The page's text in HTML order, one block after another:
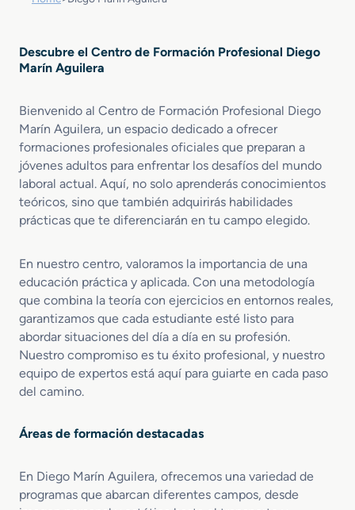
Descubre el Centro de Formación Profesional Diego
Marín Aguilera
Bienvenido al Centro de Formación Profesional Diego
Marín Aguilera, un espacio dedicado a ofrecer
formaciones profesionales oficiales que preparan a
jóvenes adultos para enfrentar los desafíos del mundo
laboral actual. Aquí, no solo aprenderás conocimientos
teóricos, sino que también adquirirás habilidades
prácticas que te diferenciarán en tu campo elegido.
En nuestro centro, valoramos la importancia de una
educación práctica y aplicada. Con una metodología
que combina la teoría con ejercicios en entornos reales,
garantizamos que cada estudiante esté listo para
abordar situaciones del día a día en su profesión.
Nuestro compromiso es tu éxito profesional, y nuestro
equipo de expertos está aquí para guiarte en cada paso
del camino.
Áreas de formación destacadas
En Diego Marín Aguilera, ofrecemos una variedad de
programas que abarcan diferentes campos, desde